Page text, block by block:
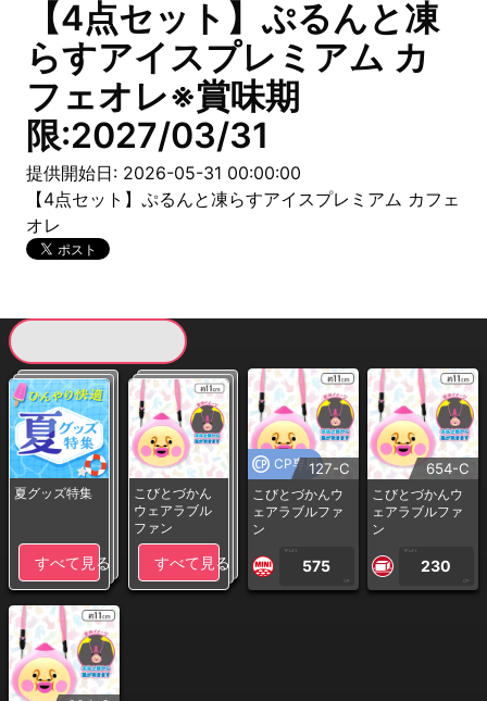
【4点セット】ぷるんと凍
らすアイスプレミアム カ
フェオレ※賞味期
限:2027/03/31
提供開始日: 2026-05-31 00:00:00
【4点セット】ぷるんと凍らすアイスプレミアム カフェ
オレ
夏グッズ特集
すべて見る
こびとづかん
ウェアラブル
ファン
すべて見る
CP専用127-C
こびとづかんウ
ェアラブルファ
ン
1PLAY
575
CP
654-C
こびとづかんウ
ェアラブルファ
ン
1PLAY
230
CP